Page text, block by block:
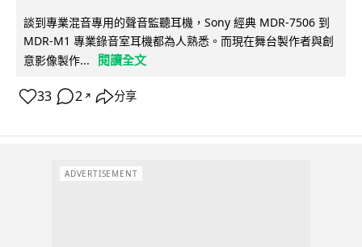
談到專業混音專用的聲音監聽耳機，Sony 經典 MDR-7506 到
MDR-M1 專業錄音室耳機都為人熟悉。而現在舞台製作者與創
意影像製作...
閱讀全文
33 2 ↗ 分享
ADVERTISEMENT